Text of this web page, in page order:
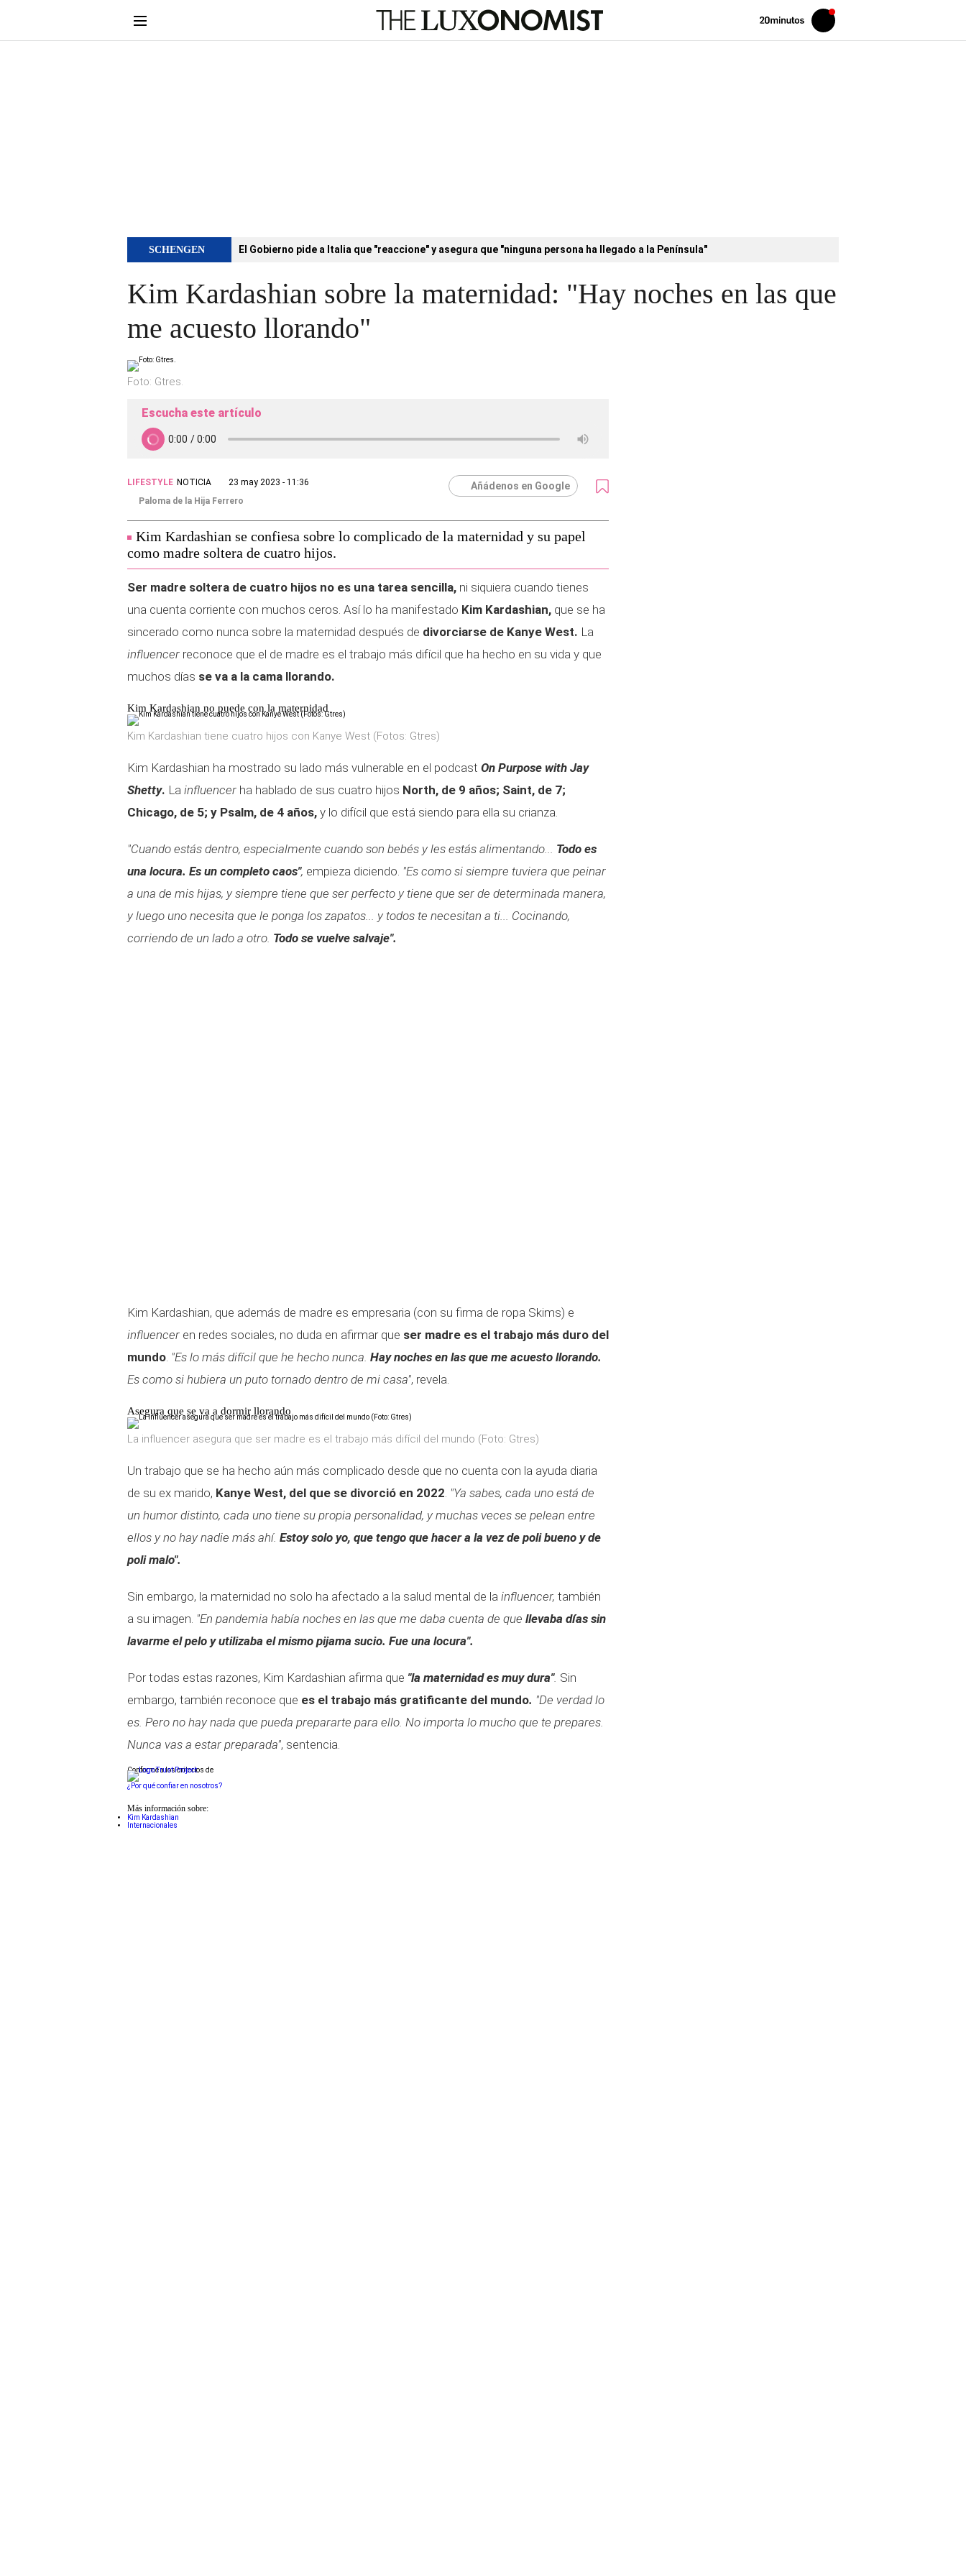
Volver
Iniciar
sesión
SCHENGEN El Gobierno pide a Italia que "reaccione" y asegura que "ninguna persona ha llegado a la Península"
Kim Kardashian sobre la maternidad: "Hay noches en las que
me acuesto llorando"
Foto: Gtres.
Escucha este artículo
LIFESTYLE NOTICIA
23 may 2023 - 11:36
Paloma de la Hija Ferrero
Añádenos en Google
Kim Kardashian se confiesa sobre lo complicado de la maternidad y su papel
como madre soltera de cuatro hijos.
Ser madre soltera de cuatro hijos no es una tarea sencilla, ni siquiera cuando tienes
una cuenta corriente con muchos ceros. Así lo ha manifestado Kim Kardashian, que se ha
sincerado como nunca sobre la maternidad después de divorciarse de Kanye West. La
influencer reconoce que el de madre es el trabajo más difícil que ha hecho en su vida y que
muchos días se va a la cama llorando.
Kim Kardashian no puede con la maternidad
Kim Kardashian tiene cuatro hijos con Kanye West (Fotos: Gtres)
Kim Kardashian ha mostrado su lado más vulnerable en el podcast On Purpose with Jay
Shetty. La influencer ha hablado de sus cuatro hijos North, de 9 años; Saint, de 7;
Chicago, de 5; y Psalm, de 4 años, y lo difícil que está siendo para ella su crianza.
"Cuando estás dentro, especialmente cuando son bebés y les estás alimentando... Todo es
una locura. Es un completo caos", empieza diciendo. "Es como si siempre tuviera que peinar
a una de mis hijas, y siempre tiene que ser perfecto y tiene que ser de determinada manera,
y luego uno necesita que le ponga los zapatos... y todos te necesitan a ti... Cocinando,
corriendo de un lado a otro. Todo se vuelve salvaje".
Kim Kardashian, que además de madre es empresaria (con su firma de ropa Skims) e
influencer en redes sociales, no duda en afirmar que ser madre es el trabajo más duro del
mundo. "Es lo más difícil que he hecho nunca. Hay noches en las que me acuesto llorando.
Es como si hubiera un puto tornado dentro de mi casa", revela.
Asegura que se va a dormir llorando
La influencer asegura que ser madre es el trabajo más difícil del mundo (Foto: Gtres)
Un trabajo que se ha hecho aún más complicado desde que no cuenta con la ayuda diaria
de su ex marido, Kanye West, del que se divorció en 2022. "Ya sabes, cada uno está de
un humor distinto, cada uno tiene su propia personalidad, y muchas veces se pelean entre
ellos y no hay nadie más ahí. Estoy solo yo, que tengo que hacer a la vez de poli bueno y de
poli malo".
Sin embargo, la maternidad no solo ha afectado a la salud mental de la influencer, también
a su imagen. "En pandemia había noches en las que me daba cuenta de que llevaba días sin
lavarme el pelo y utilizaba el mismo pijama sucio. Fue una locura".
Por todas estas razones, Kim Kardashian afirma que "la maternidad es muy dura". Sin
embargo, también reconoce que es el trabajo más gratificante del mundo. "De verdad lo
es. Pero no hay nada que pueda prepararte para ello. No importa lo mucho que te prepares.
Nunca vas a estar preparada", sentencia.
Conforme a los criterios de
¿Por qué confiar en nosotros?
Más información sobre:
Kim Kardashian
Internacionales